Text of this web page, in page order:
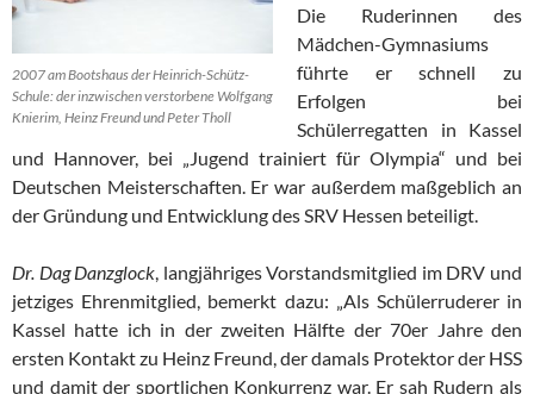
2007 am Bootshaus der Heinrich-Schütz-
Schule: der inzwischen verstorbene Wolfgang
Knierim, Heinz Freund und Peter Tholl
Die Ruderinnen des
Mädchen-Gymnasiums
führte er schnell zu
Erfolgen bei
Schülerregatten in Kassel
und Hannover, bei „Jugend trainiert für Olympia“ und bei
Deutschen Meisterschaften. Er war außerdem maßgeblich an
der Gründung und Entwicklung des SRV Hessen beteiligt.
Dr. Dag Danzglock, langjähriges Vorstandsmitglied im DRV und
jetziges Ehrenmitglied, bemerkt dazu: „Als Schülerruderer in
Kassel hatte ich in der zweiten Hälfte der 70er Jahre den
ersten Kontakt zu Heinz Freund, der damals Protektor der HSS
und damit der sportlichen Konkurrenz war. Er sah Rudern als